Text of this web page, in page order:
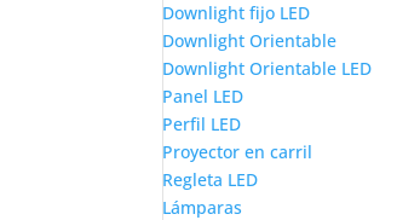
Downlight fijo LED
Downlight Orientable
Downlight Orientable LED
Panel LED
Perfil LED
Proyector en carril
Regleta LED
Lámparas